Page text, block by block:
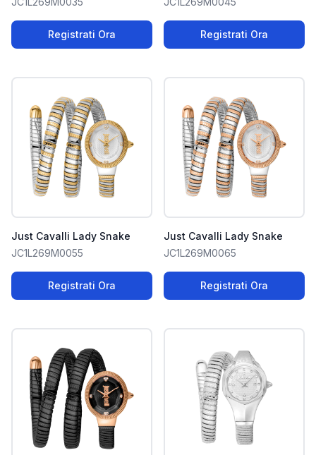
Registrati Ora Registrati Ora
Just Cavalli Lady Snake
JC1L269M0055
Registrati Ora
Just Cavalli Lady Snake
JC1L269M0065
Registrati Ora